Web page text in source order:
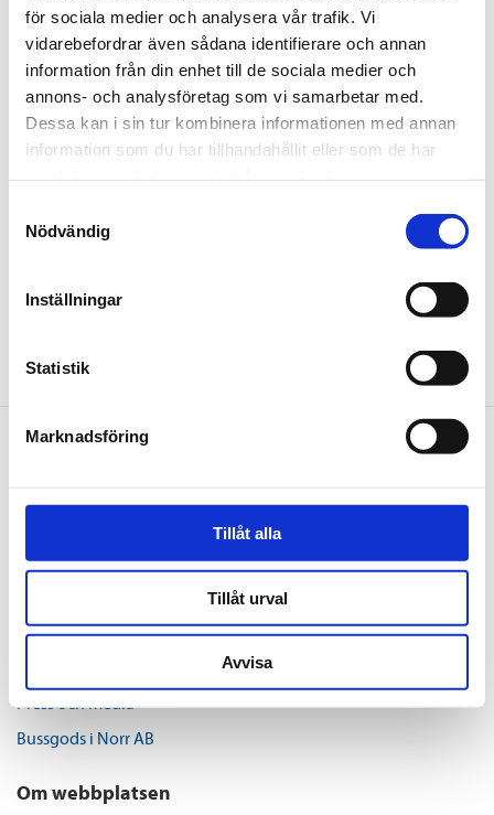
för sociala medier och analysera vår trafik. Vi
vidarebefordrar även sådana identifierare och annan
information från din enhet till de sociala medier och
annons- och analysföretag som vi samarbetar med.
Dessa kan i sin tur kombinera informationen med annan
information som du har tillhandahållit eller som de har
Nödvändig
Inställningar
Statistik
Marknadsföring
Tillåt alla
Tillåt urval
Avvisa
Från vintertidtabellen som startade hösten 2024, körde
vi igång en ny direktbusslinje mellan Ersboda och
Umedalen via Västerslätts industriområde. Med den
nya linjen når du snabbt och enkelt stora målpunkter i
Ersboda handelsområde och i västra Umeå.
Linjeinformation och linjekartor
Organisation, ekonomi och miljö
Lediga jobb
Kontakt
Press och media
Bussgods i Norr AB
Om webbplatsen